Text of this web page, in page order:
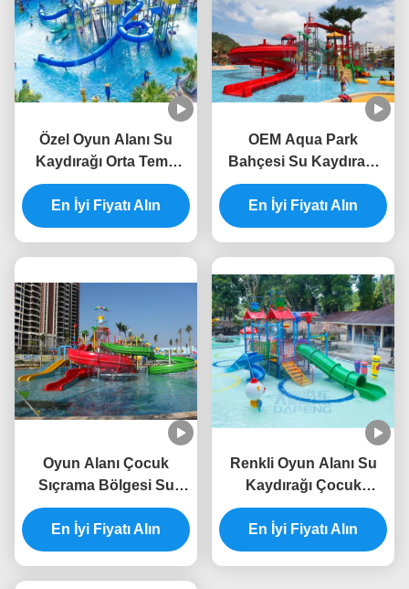
Özel Oyun Alanı Su
Kaydırağı Orta Tema
Parkı Aqua Tower
En İyi Fiyatı Alın
OEM Aqua Park
Bahçesi Su Kaydırağı
Fiberglas Büyük Su
Sıçrama Evi
En İyi Fiyatı Alın
Oyun Alanı Çocuk
Sıçrama Bölgesi Su
Kaydırağı Anti UV ISO
TUV ROHS Sertifikası
En İyi Fiyatı Alın
Renkli Oyun Alanı Su
Kaydırağı Çocuk
Fiberglas Havuz
Kaydırağı RoHS
Onaylandı
En İyi Fiyatı Alın